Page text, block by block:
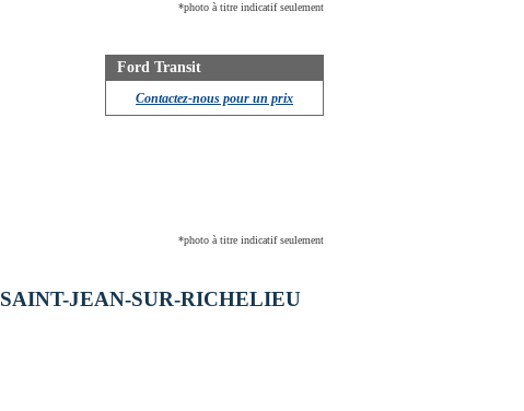
*photo à titre indicatif seulement
Ford Transit
Contactez-nous pour un prix
*photo à titre indicatif seulement
JEAN-SUR-RICHELIEU